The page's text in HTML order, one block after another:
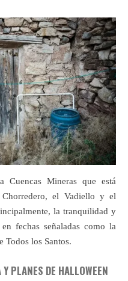
Cuencas Mineras que está
Chorredero, el Vadiello y el
la tranquilidad y
fechas señaladas como la
Todos los Santos.
PLANES DE HALLOWEEN